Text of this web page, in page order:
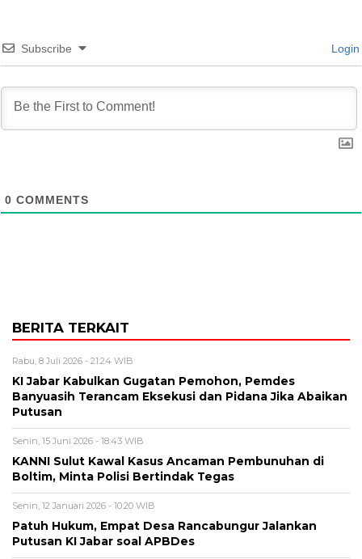
Subscribe Login
0 COMMENTS
BERITA TERKAIT
Rabu, 8 Juli 2026 - 21:24 WIB
KI Jabar Kabulkan Gugatan Pemohon, Pemdes
Banyuasih Terancam Eksekusi dan Pidana Jika Abaikan
Putusan
Senin, 15 Juni 2026 - 18:43 WIB
KANNI Sulut Kawal Kasus Ancaman Pembunuhan di
Boltim, Minta Polisi Bertindak Tegas
Senin, 12 Januari 2026 - 10:20 WIB
Patuh Hukum, Empat Desa Rancabungur Jalankan
Putusan KI Jabar soal APBDes